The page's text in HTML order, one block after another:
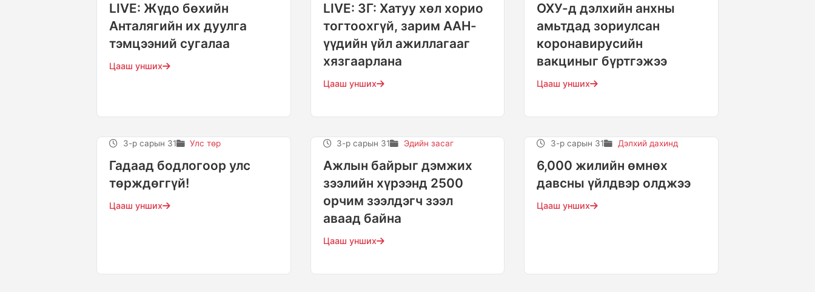
LIVE: Жүдо бөхийн
Анталягийн их дуулга
тэмцээний сугалаа
Цааш унших
LIVE: ЗГ: Хатуу хөл хорио
тогтоохгүй, зарим ААН-
үүдийн үйл ажиллагааг
хязгаарлана
Цааш унших
ОХУ-д дэлхийн анхны
амьтдад зориулсан
коронавирусийн
вакциныг бүртгэжээ
Цааш унших
3-р сарын 31 Улс төр
​Гадаад бодлогоор улс
төрждөггүй!
Цааш унших
3-р сарын 31 Эдийн засаг
Ажлын байрыг дэмжих
зээлийн хүрээнд 2500
орчим зээлдэгч зээл
аваад байна
Цааш унших
3-р сарын 31 Дэлхий дахинд
6,000 жилийн өмнөх
давсны үйлдвэр олджээ
Цааш унших